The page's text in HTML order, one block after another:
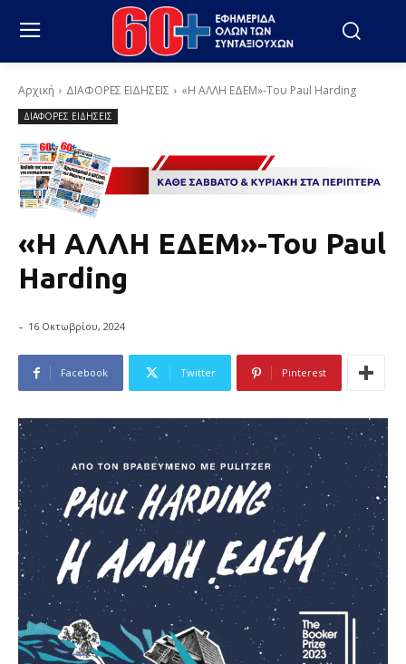
Αρχική ΔΙΑΦΟΡΕΣ ΕΙΔΗΣΕΙΣ «Η ΑΛΛΗ ΕΔΕΜ»-Του Paul Harding
ΔΙΑΦΟΡΕΣ ΕΙΔΗΣΕΙΣ
«Η ΑΛΛΗ ΕΔΕΜ»-Του Paul
Harding
- 16 Οκτωβρίου, 2024
Facebook Twitter Pinterest